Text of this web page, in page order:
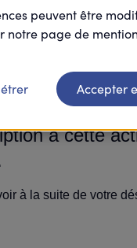
à la suite de votre
toutes les
à cette
à la suite de votre
peuvent être
notre page de
Accepter